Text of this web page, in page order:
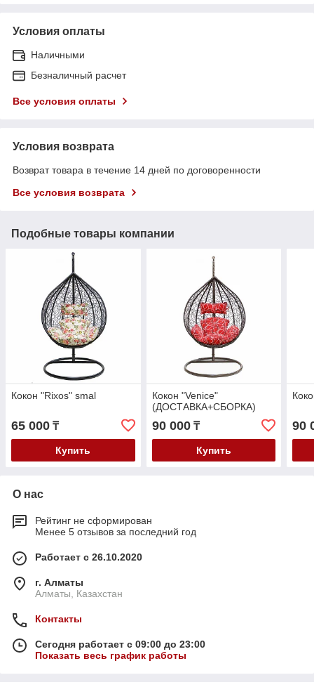
Условия оплаты
Наличными
Безналичный расчет
Все условия оплаты
Условия возврата
Возврат товара в течение 14 дней по договоренности
Все условия возврата
Подобные товары компании
Кокон "Rixos" smal
65 000 ₸
Купить
Кокон "Venice"
(ДОСТАВКА+СБОРКА)
90 000₸
Купить
90
О нас
Рейтинг не сформирован
Менее 5 отзывов за последний год
Работает с 26.10.2020
г. Алматы
Алматы, Казахстан
Контакты
Сегодня работает с 09:00 до 23:00
Показать весь график работы